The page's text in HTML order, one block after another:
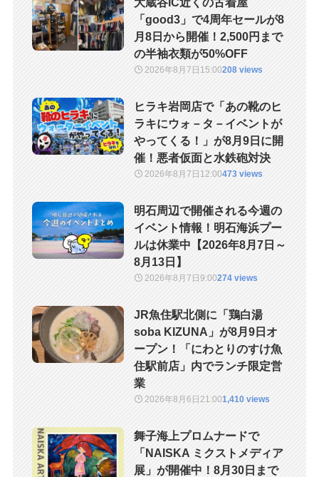
「good3」で4周年セールが8
月8日から開催！2,500円まで
の半袖衣類が50%OFF
2026年8月7日 15:00208 views
ヒラキ岩岡店で「あの靴のヒ
ラキにウォ－タ－イベントが
やってくる！」が8月9日に開
催！悪者仮面と水鉄砲対決
2026年8月7日 12:00473 views
明石周辺で開催される今週の
イベント情報！明石海浜プー
ルは休業中【2026年8月7日～
8月13日】
2026年8月7日9:00274 views
JR魚住駅北側に「鶏白湯
soba KIZUNA」が8月9日オ
ープン！「にわとりのすけ魚
住駅前店」内でランチ限定営
業
2026年8月6日21:001,410 views
舞子海上プロムナードで
「NAISKA ミクストメディア
展」が開催中！8月30日まで